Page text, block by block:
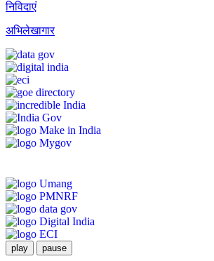
निविदाएं
अभिलेखागार
play pause